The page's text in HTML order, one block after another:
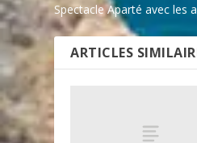
Spectacle Aparté avec les
ARTICLES